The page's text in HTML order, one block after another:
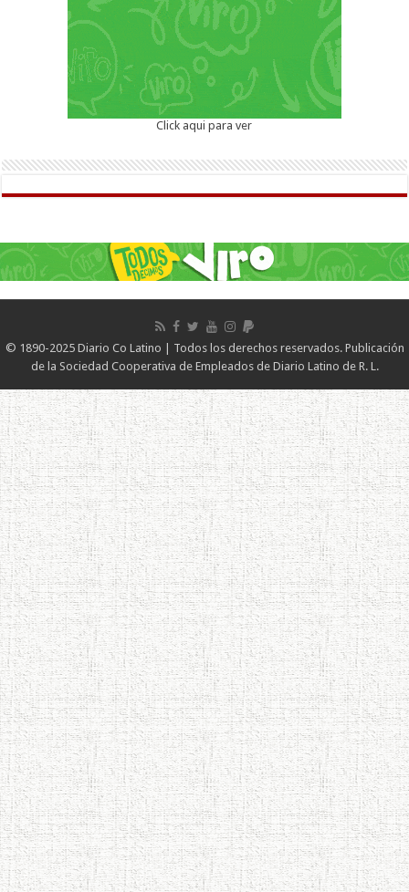
Click aqui para ver
© 1890-2025 Diario Co Latino | Todos los derechos reservados. Publicación
de la Sociedad Cooperativa de Empleados de Diario Latino de R. L.